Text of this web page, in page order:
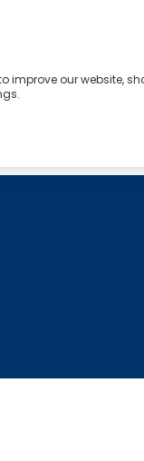
our website,